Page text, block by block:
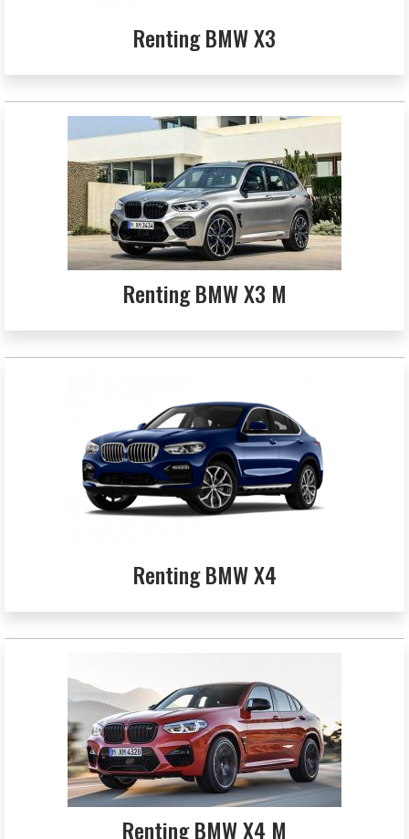
Renting BMW X3
Renting BMW X3 M
Renting BMW X4
Renting BMW X4 M